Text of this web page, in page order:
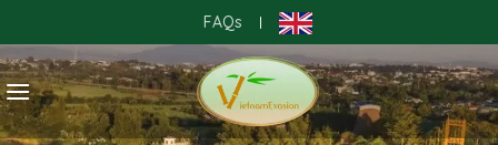
to
content
FAQs |